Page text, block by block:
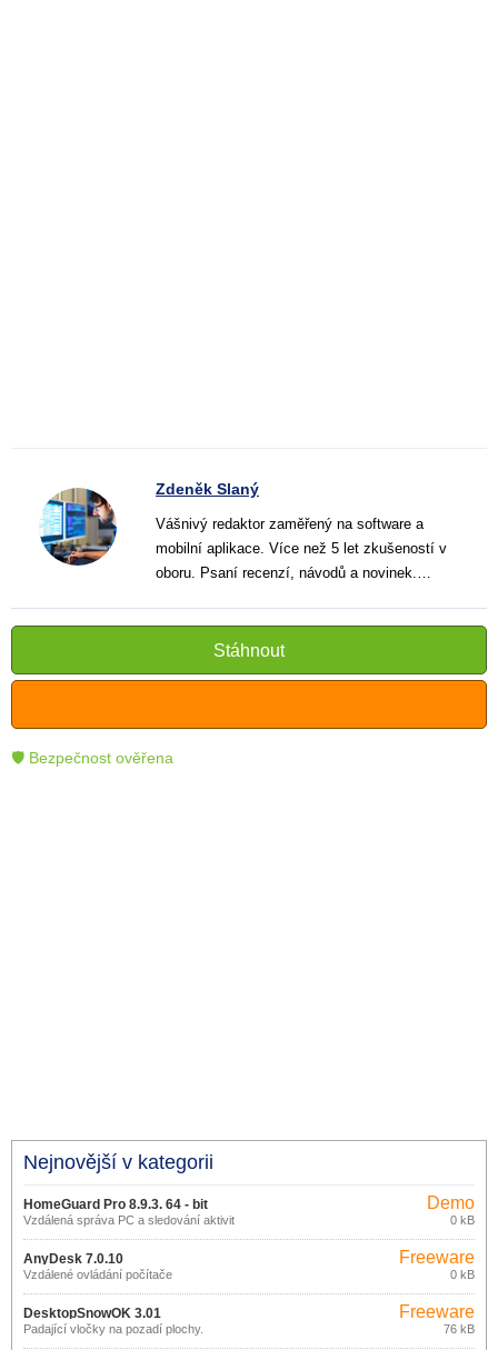
Zdeněk Slaný
Vášnivý redaktor zaměřený na software a
mobilní aplikace. Více než 5 let zkušeností v
oboru. Psaní recenzí, návodů a novinek.
pomáhají čtenářům lépe porozumět a využít
moderní technologie.
Stáhnout
🛡 Bezpečnost ověřena
Nejnovější v kategorii
HomeGuard Pro 8.9.3. 64 - bit
Vzdálená správa PC a sledování aktivit
Demo
0 kB
AnyDesk 7.0.10
Vzdálené ovládání počítače
Freeware
0 kB
DesktopSnowOK 3.01
Padající vločky na pozadí plochy.
Freeware
76 kB